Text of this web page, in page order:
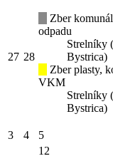
27 28
Zber
odpadu
Strelníky
Bystrica)
Zber plasty,
VKM
Strelníky
Bystrica)
3 4 5
12